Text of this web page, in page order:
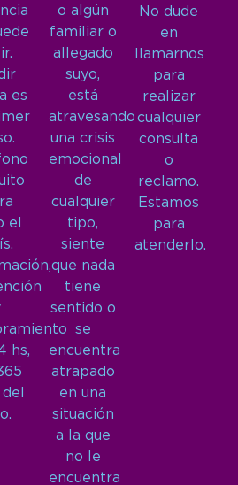
es
el
hs,
o algún
familiar o
allegado
suyo,
está
atravesando
una crisis
emocional
de
cualquier
tipo,
siente
que nada
tiene
sentido o
se
encuentra
atrapado
en una
situación
a la que
no le
encuentra
No dude
en
llamarnos
para
realizar
cualquier
consulta
o
reclamo.
Estamos
para
atenderlo.